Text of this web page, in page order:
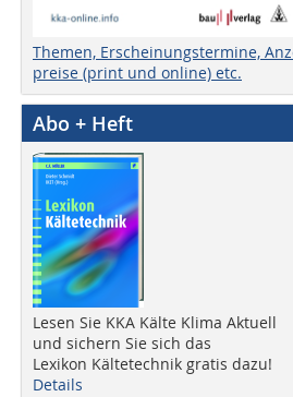
Themen, Erscheinungstermine,
preise (print und online) etc.
Abo + Heft
Lesen Sie KKA Kälte Klima Aktuell
und sichern Sie sich das
Lexikon Kältetechnik gratis dazu!
Details